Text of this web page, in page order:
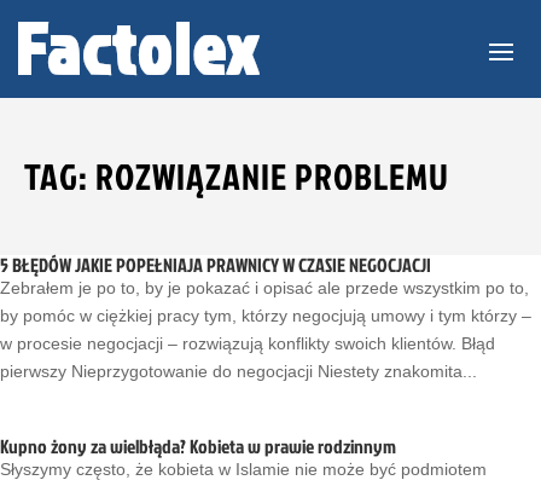
TAG: ROZWIĄZANIE PROBLEMU
5 BŁĘDÓW JAKIE POPEŁNIAJA PRAWNICY W CZASIE NEGOCJACJI
Zebrałem je po to, by je pokazać i opisać ale przede wszystkim po to,
by pomóc w ciężkiej pracy tym, którzy negocjują umowy i tym którzy –
w procesie negocjacji – rozwiązują konflikty swoich klientów. Błąd
pierwszy Nieprzygotowanie do negocjacji Niestety znakomita...
Kupno żony za wielbłąda? Kobieta w prawie rodzinnym
Słyszymy często, że kobieta w Islamie nie może być podmiotem